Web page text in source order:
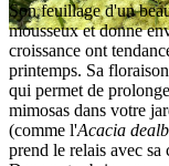
Son feuillage d'un
mousseux et donne
croissance ont
printemps. Sa
qui permet de
mimosas dans votre
(comme l'Acacia
prend le relais avec